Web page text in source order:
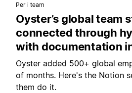
Per i team
Oyster’s global team
connected through
with documentation
Oyster added 500+ global
of months. Here's the Notion
them do it.